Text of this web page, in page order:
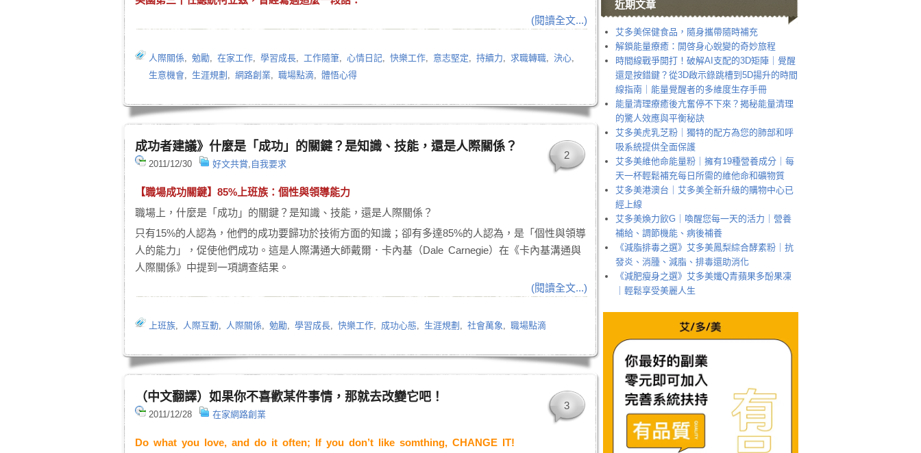
(閱讀全文...)
人際關係, 勉勵, 在家工作, 學習成長, 工作隨筆, 心情日記, 快樂工作, 意志堅定, 持續力, 求職轉職, 決心,
生意機會, 生涯規劃 , 網路創業, 職場點滴, 體悟心得
成功者建議》什麼是「成功」的關鍵？是知識、技能，還是人際關係？
2011/12/30 好文共賞, 自我要求
2
【職場成功關鍵】85%上班族：個性與領導能力
職場上，什麼是「成功」的關鍵？是知識、技能，還是人際關係？
只有15%的人認為，他們的成功要歸功於技術方面的知識；卻有多達85%的人認為，是「個性與領導
人的能力」，促使他們成功。這是人際溝通大師戴爾．卡內基（Dale Carnegie）在《卡內基溝通與
人際關係》中提到一項調查結果。
(閱讀全文...)
上班族, 人際互動, 人際關係, 勉勵, 學習成長, 快樂工作, 成功心態, 生涯規劃 , 社會萬象, 職場點滴
（中文翻譯）如果你不喜歡某件事情，那就去改變它吧！
2011/12/28 在家網路創業
3
Do what you love, and do it often; If you don’t like somthing, CHANGE IT!
類
近期文章
艾多美保健食品，隨身攜帶隨時補充
解鎖能量療癒：開啓身心蛻變的奇妙旅程
時間線戰爭開打！破解AI支配的3D矩陣｜覺醒
還是按錯鍵？從3D啟示錄跳槽到5D揚升的時間
線指南｜能量覺醒者的多維度生存手冊
能量清理療癒後亢奮停不下來？揭秘能量清理
的驚人效應與平衡秘訣
艾多美虎乳芝粉｜獨特的配方為您的肺部和呼
吸系統提供全面保護
艾多美維他命能量粉｜擁有19種營養成分｜每
天一杯輕鬆補充每日所需的維他命和礦物質
艾多美港澳台｜艾多美全新升級的購物中心已
經上線
艾多美煥力飲G｜喚醒您每一天的活力｜營養
補給、調節機能、病後補養
《減脂排毒之選》艾多美鳳梨綜合酵素粉｜抗
發炎、消腫、減脂、排毒還助消化
《減肥瘦身之選》艾多美孅Q青蘋果多酚果凍
｜輕鬆享受美麗人生